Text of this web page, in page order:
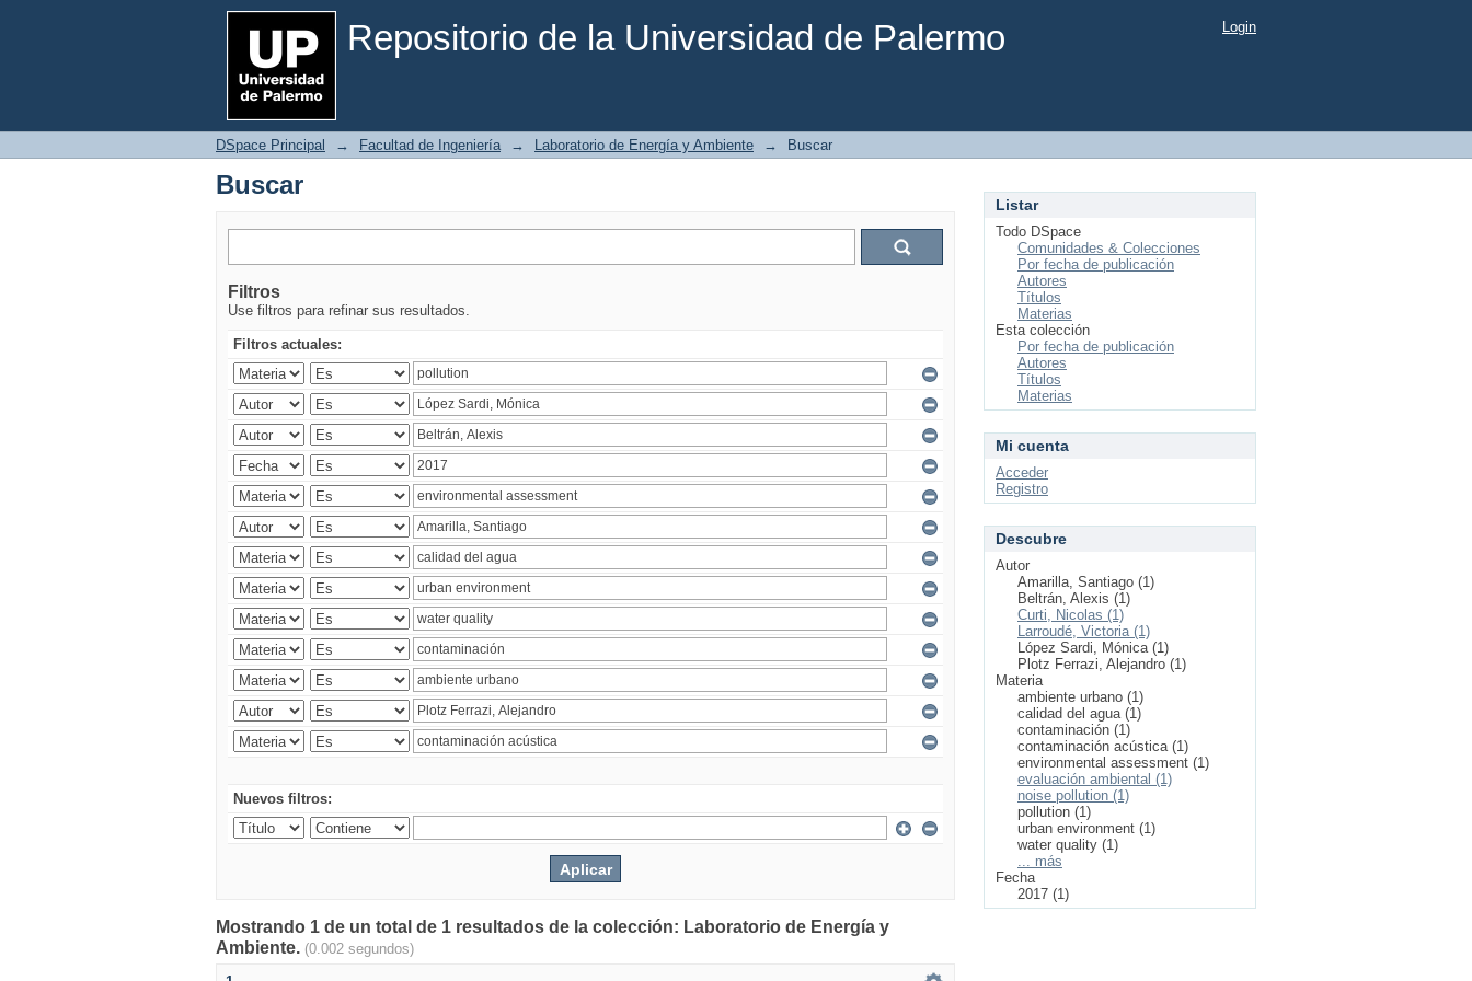
Repositorio de la Universidad de Palermo
Buscar Login
DSpace Principal → Facultad de Ingeniería → Laboratorio de Energía y Ambiente → Buscar
Buscar
Filtros
Use filtros para refinar sus resultados.
Filtros actuales:
Nuevos filtros:
Mostrando 1 de un total de 1 resultados de la colección: Laboratorio de Energía y
Ambiente. (0.002 segundos)
Listar
Todo DSpace
Comunidades & Colecciones
Por fecha de publicación
Autores
Títulos
Materias
Esta colección
Por fecha de publicación
Autores
Títulos
Materias
Mi cuenta
Acceder
Registro
Descubre
Autor
Amarilla, Santiago (1)
Beltrán, Alexis (1)
Curti, Nicolas (1)
Larroudé, Victoria (1)
López Sardi, Mónica (1)
Plotz Ferrazi, Alejandro (1)
Materia
ambiente urbano (1)
calidad del agua (1)
contaminación (1)
contaminación acústica (1)
environmental assessment (1)
evaluación ambiental (1)
noise pollution (1)
pollution (1)
urban environment (1)
water quality (1)
... más
Fecha
2017 (1)